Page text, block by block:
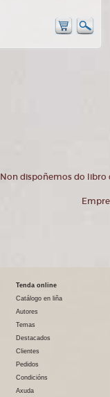
Non dispoñemos do libro
Tenda online
Catálogo en liña
Autores
Temas
Destacados
Clientes
Pedidos
Condicións
Axuda